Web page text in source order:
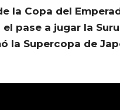
la Copa del
pase a jugar la
la Supercopa de